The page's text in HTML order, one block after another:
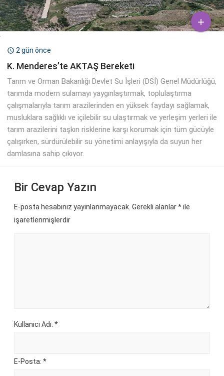

 2 gün önce
K. Menderes’te AKTAŞ Bereketi
Tarım ve Orman Bakanlığı Devlet Su İşleri (DSİ) Genel Müdürlüğü,
tarımda modern sulamayı yaygınlaştırmak, toplulaştırma
çalışmalarıyla tarım arazilerinden en yüksek faydayı sağlamak,
musluklara sağlıklı ve içilebilir su ulaştırmak ve yerleşim yerleri ile
tarım arazilerini taşkın risklerine karşı korumak için tüm gücüyle
çalışırken, sürdürülebilir su yönetimi anlayışıyla da suyun her
damlasına sahip çıkıyor.
Bir Cevap Yazın
E-posta hesabınız yayınlanmayacak. Gerekli alanlar*ile
işaretlenmişlerdir
Kullanıcı Adı: *
E-Posta: *